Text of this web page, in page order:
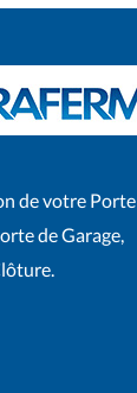
de votre Porte
de Garage,